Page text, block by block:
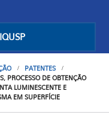
PATENTES
PROCESSO DE OBTENÇÃO
LUMINESCENTE E
EM SUPERFÍCIE